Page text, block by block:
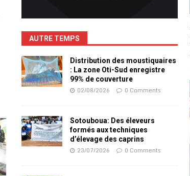
AUTRE TEMPS
Distribution des moustiquaires
: La zone Oti-Sud enregistre
99% de couverture
02/08/2026 0 Comments
Sotouboua: Des éleveurs
formés aux techniques
d’élevage des caprins
23/07/2026 0 Comments